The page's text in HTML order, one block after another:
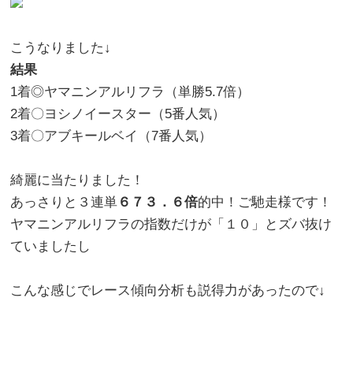
こうなりました↓
結果
1着◎ヤマニンアルリフラ（単勝5.7倍）
2着〇ヨシノイースター（5番人気）
3着〇アブキールベイ（7番人気）
綺麗に当たりました！
あっさりと３連単 ６７３．６倍的中！ご馳走様です！
ヤマニンアルリフラの指数だけが「１０」とズバ抜け
ていましたし
こんな感じでレース傾向分析も説得力があったので↓